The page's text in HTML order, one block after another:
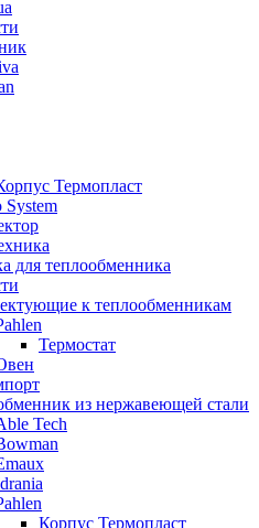
Термопласт
System
для теплообменника
к теплообменникам
Термостат
из нержавеющей стали
Tech
Корпус Термопласт